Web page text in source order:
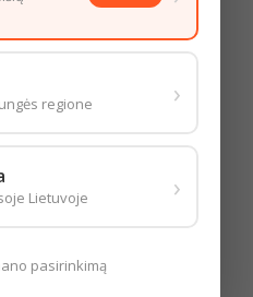
ir SEZAMO sėklų,
temperatūra: nuo 0°C iki 25°C.
regione ›
Lietuvoje ›
pasirinkimą